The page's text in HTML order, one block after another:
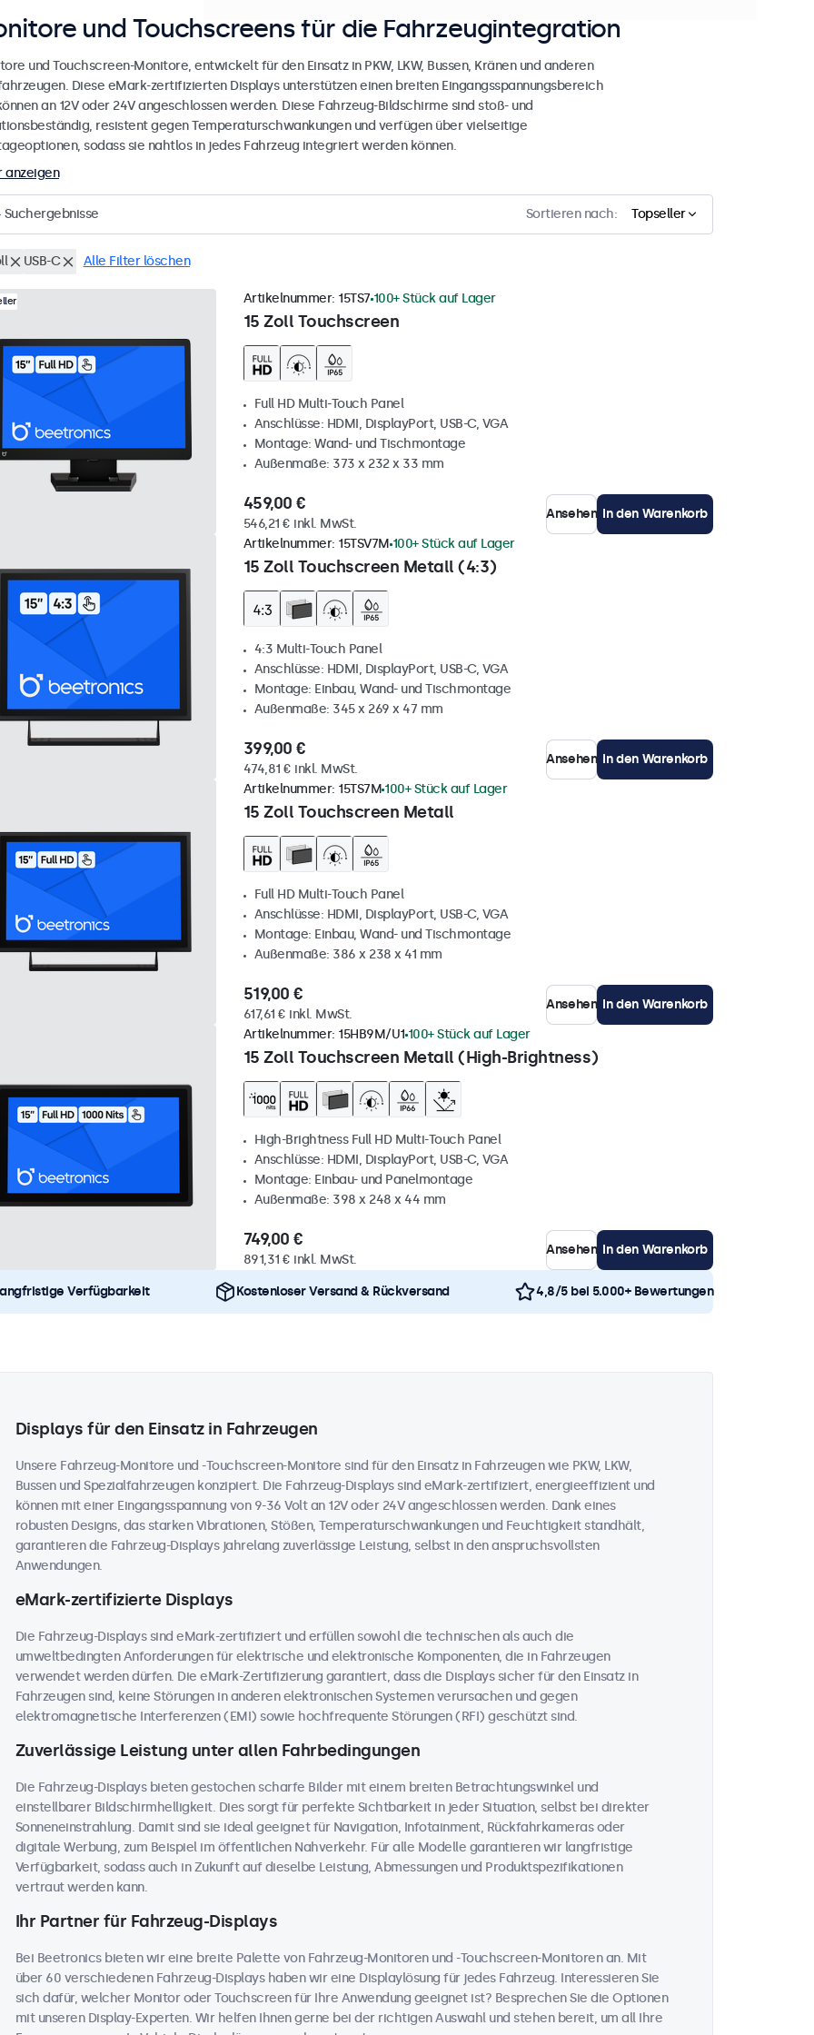
und Touchscreens für die Fahrzeugintegration
und Touchscreen-Monitore, entwickelt für den Einsatz in PKW, LKW, Bussen, Kränen und anderen
Diese eMark-zertifizierten Displays unterstützen einen breiten Eingangsspannungsbereich
an 12V oder 24V angeschlossen werden. Diese Fahrzeug-Bildschirme sind stoß- und
resistent gegen Temperaturschwankungen und verfügen über vielseitige
sodass sie nahtlos in jedes Fahrzeug integriert werden können.
anzeigen
Suchergebnisse Sortieren nach: Topseller
USB-C Alle Filter löschen
15 Zoll Touchscreen
Artikelnummer: 15TS7 100+ Stück auf Lager
Full HD Multi-Touch Panel
Anschlüsse: HDMI, DisplayPort, USB-C, VGA
Montage: Wand- und Tischmontage
Außenmaße: 373 x 232 x 33 mm
459,00 €
546,21 € inkl. MwSt.
Ansehen In den Warenkorb
15 Zoll Touchscreen Metall (4:3)
Artikelnummer: 15TSV7M 100+ Stück auf Lager
4:3 Multi-Touch Panel
Anschlüsse: HDMI, DisplayPort, USB-C, VGA
Montage: Einbau, Wand- und Tischmontage
Außenmaße: 345 x 269 x 47 mm
399,00 €
474,81 € inkl. MwSt.
Ansehen In den Warenkorb
15 Zoll Touchscreen Metall
Artikelnummer: 15TS7M 100+ Stück auf Lager
Full HD Multi-Touch Panel
Anschlüsse: HDMI, DisplayPort, USB-C, VGA
Montage: Einbau, Wand- und Tischmontage
Außenmaße: 386 x 238 x 41 mm
519,00 €
617,61 € inkl. MwSt.
Ansehen In den Warenkorb
15 Zoll Touchscreen Metall (High-Brightness)
Artikelnummer: 15HB9M/U1 100+ Stück auf Lager
High-Brightness Full HD Multi-Touch Panel
Anschlüsse: HDMI, DisplayPort, USB-C, VGA
Montage: Einbau- und Panelmontage
Außenmaße: 398 x 248 x 44 mm
749,00 €
891,31 € inkl. MwSt.
Ansehen In den Warenkorb
Verfügbarkeit Kostenloser Versand & Rückversand 4,8/5 bei 5.000+ Bewertungen
Displays für den Einsatz in Fahrzeugen
Unsere Fahrzeug-Monitore und -Touchscreen-Monitore sind für den Einsatz in Fahrzeugen wie PKW, LKW,
Bussen und Spezialfahrzeugen konzipiert. Die Fahrzeug-Displays sind eMark-zertifiziert, energieeffizient und
können mit einer Eingangsspannung von 9-36 Volt an 12V oder 24V angeschlossen werden. Dank eines
robusten Designs, das starken Vibrationen, Stößen, Temperaturschwankungen und Feuchtigkeit standhält,
garantieren die Fahrzeug-Displays jahrelang zuverlässige Leistung, selbst in den anspruchsvollsten
Anwendungen.
eMark-zertifizierte Displays
Die Fahrzeug-Displays sind eMark-zertifiziert und erfüllen sowohl die technischen als auch die
umweltbedingten Anforderungen für elektrische und elektronische Komponenten, die in Fahrzeugen
verwendet werden dürfen. Die eMark-Zertifizierung garantiert, dass die Displays sicher für den Einsatz in
Fahrzeugen sind, keine Störungen in anderen elektronischen Systemen verursachen und gegen
elektromagnetische Interferenzen (EMI) sowie hochfrequente Störungen (RFI) geschützt sind.
Zuverlässige Leistung unter allen Fahrbedingungen
Die Fahrzeug-Displays bieten gestochen scharfe Bilder mit einem breiten Betrachtungswinkel und
einstellbarer Bildschirmhelligkeit. Dies sorgt für perfekte Sichtbarkeit in jeder Situation, selbst bei direkter
Sonneneinstrahlung. Damit sind sie ideal geeignet für Navigation, Infotainment, Rückfahrkameras oder
digitale Werbung, zum Beispiel im öffentlichen Nahverkehr. Für alle Modelle garantieren wir langfristige
Verfügbarkeit, sodass auch in Zukunft auf dieselbe Leistung, Abmessungen und Produktspezifikationen
vertraut werden kann.
Ihr Partner für Fahrzeug-Displays
Bei Beetronics bieten wir eine breite Palette von Fahrzeug-Monitoren und -Touchscreen-Monitoren an. Mit
über 60 verschiedenen Fahrzeug-Displays haben wir eine Displaylösung für jedes Fahrzeug. Interessieren Sie
sich dafür, welcher Monitor oder Touchscreen für Ihre Anwendung geeignet ist? Besprechen Sie die Optionen
mit unseren Display-Experten. Wir helfen Ihnen gerne bei der richtigen Auswahl und stehen bereit, um all Ihre